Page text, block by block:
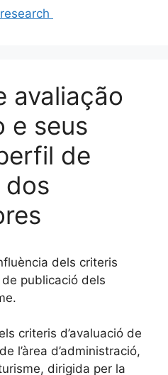
avaliação
e seus
de
dos
dels criteris
de publicació dels
criteris d’avaluació de
l’àrea d’administració,
dirigida per la